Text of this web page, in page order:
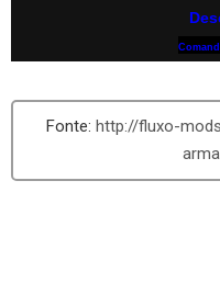
http://fluxo-